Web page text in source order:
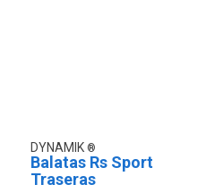
DYNAMIK
Balatas Rs Sport
Traseras